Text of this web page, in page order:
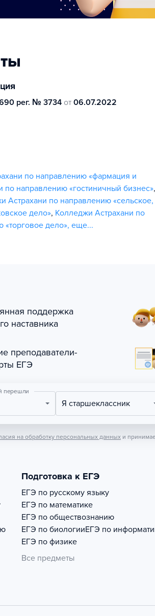
рег. № 3734 от 06.07.2022
по направлению «фармация и
по направлению «гостиничный бизнес»,
Астрахани по направлению «сельское,
дело», Колледжи Астрахани по
дело», еще...
поддержка
наставника
преподаватели-
ЕГЭ
перешли
Я старшеклассник
на обработку персональных данных и
Подготовка к ЕГЭ
ЕГЭ по русскому языку
ЕГЭ по математике
ЕГЭ по обществознанию
ЕГЭ по биологииЕГЭ по
ЕГЭ по физике
Все предметы